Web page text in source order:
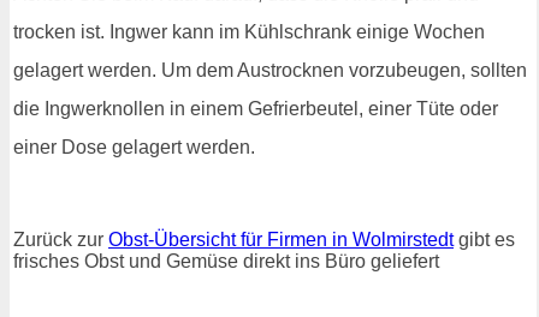
trocken ist. Ingwer kann im Kühlschrank einige Wochen
gelagert werden. Um dem Austrocknen vorzubeugen, sollten
die Ingwerknollen in einem Gefrierbeutel, einer Tüte oder
einer Dose gelagert werden.
Zurück zur Obst-Übersicht für Firmen in Wolmirstedtgibt es
frisches Obst und Gemüse direkt ins Büro geliefert